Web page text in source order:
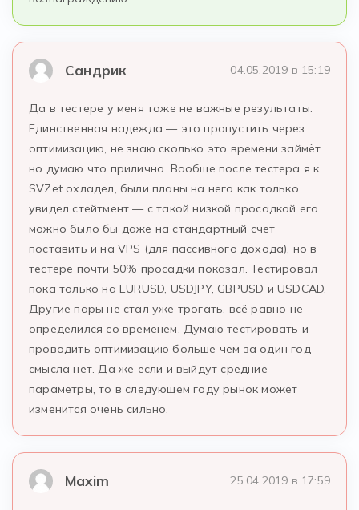
Сандрик 04.05.2019 в 15:19
Да в тестере у меня тоже не важные результаты.
Единственная надежда — это пропустить через
оптимизацию, не знаю сколько это времени займёт
но думаю что прилично. Вообще после тестера я к
SVZet охладел, были планы на него как только
увидел стейтмент — с такой низкой просадкой его
можно было бы даже на стандартный счёт
поставить и на VPS (для пассивного дохода), но в
тестере почти 50% просадки показал. Тестировал
пока только на EURUSD, USDJPY, GBPUSD и USDCAD.
Другие пары не стал уже трогать, всё равно не
определился со временем. Думаю тестировать и
проводить оптимизацию больше чем за один год
смысла нет. Да же если и выйдут средние
параметры, то в следующем году рынок может
изменится очень сильно.
Maxim 25.04.2019 в 17:59